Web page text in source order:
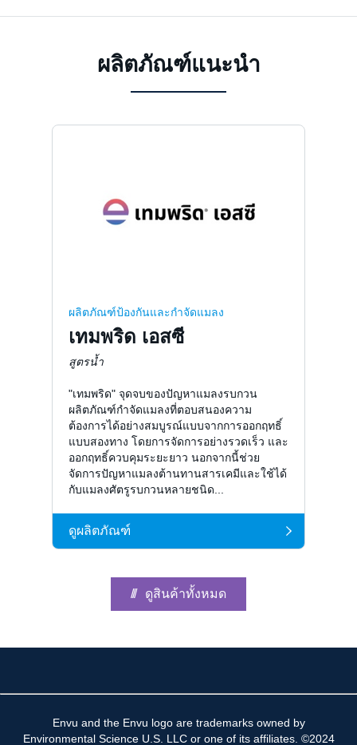
ผลิตภัณฑ์แนะนำ
ผลิตภัณฑ์ป้องกันและกำจัดแมลง
เทมพริด เอสซี
สูตรน้ำ
"เทมพริด" จุดจบของปัญหาแมลงรบกวน
ผลิตภัณฑ์กำจัดแมลงที่ตอบสนองความ
ต้องการได้อย่างสมบูรณ์แบบจากการออกฤทธิ์
แบบสองทาง โดยการจัดการอย่างรวดเร็ว และ
ออกฤทธิ์ควบคุมระยะยาว นอกจากนี้ช่วย
จัดการปัญหาแมลงต้านทานสารเคมีและใช้ได้
กับแมลงศัตรูรบกวนหลายชนิด...
ดูผลิตภัณฑ์
ดูสินค้าทั้งหมด
Envu and the Envu logo are trademarks owned by
Environmental Science U.S. LLC or one of its affiliates. ©2024